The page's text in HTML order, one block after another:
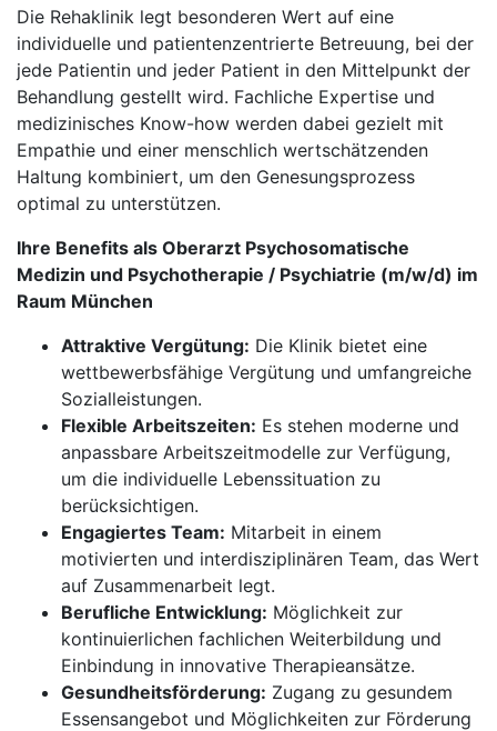
Die Rehaklinik legt besonderen Wert auf eine
individuelle und patientenzentrierte Betreuung, bei der
jede Patientin und jeder Patient in den Mittelpunkt der
Behandlung gestellt wird. Fachliche Expertise und
medizinisches Know-how werden dabei gezielt mit
Empathie und einer menschlich wertschätzenden
Haltung kombiniert, um den Genesungsprozess
optimal zu unterstützen.
Ihre Benefits als Oberarzt Psychosomatische
Medizin und Psychotherapie / Psychiatrie (m/w/d) im
Raum München
Attraktive Vergütung: Die Klinik bietet eine
wettbewerbsfähige Vergütung und umfangreiche
Sozialleistungen.
Flexible Arbeitszeiten: Es stehen moderne und
anpassbare Arbeitszeitmodelle zur Verfügung,
um die individuelle Lebenssituation zu
berücksichtigen.
Engagiertes Team: Mitarbeit in einem
motivierten und interdisziplinären Team, das Wert
auf Zusammenarbeit legt.
Berufliche Entwicklung: Möglichkeit zur
kontinuierlichen fachlichen Weiterbildung und
Einbindung in innovative Therapieansätze.
Gesundheitsförderung: Zugang zu gesundem
Essensangebot und Möglichkeiten zur Förderung